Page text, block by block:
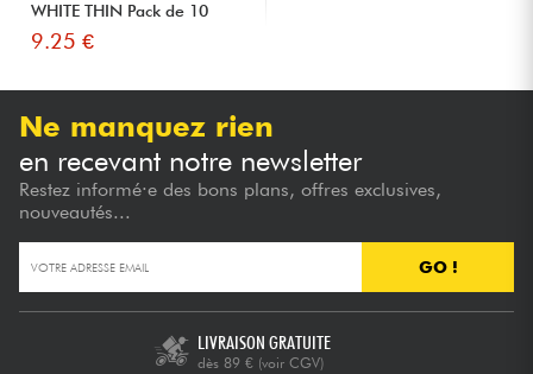
WHITE THIN Pack de 10
9.25 €
Ne manquez rien
en recevant notre newsletter
Restez informé·e des bons plans, offres exclusives,
nouveautés...
GO !
LIVRAISON GRATUITE
dès 89 € (voir CGV)